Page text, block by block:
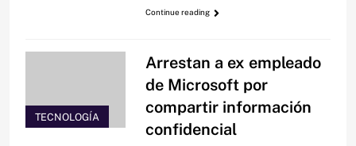
Continue reading
TECNOLOGÍA
Arrestan a ex empleado
de Microsoft por
compartir información
confidencial